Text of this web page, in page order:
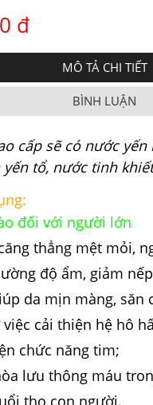
đ
MÔ TẢ CHI TIẾT
BÌNH LUẬN
cấp sẽ có nước
yến tổ, nước tinh
đối với người lớn
thẳng mệt mỏi,
độ ẩm, giảm
da mịn màng, săn
cải thiện hệ hô
chức năng tim;
lưu thông máu
thọ con người.